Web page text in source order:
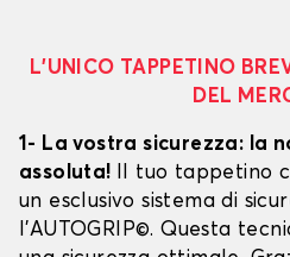
L’UNICO TAPPETINO
DEL
1- La vostra sicurezza: la
assoluta! Il tuo tappetino
un esclusivo sistema di
l’AUTOGRIP©. Questa